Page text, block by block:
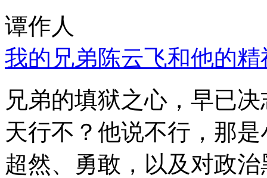
谭作人
我的兄弟陈云飞和他的
兄弟的填狱之心，早已
天行不？他说不行，那
超然、勇敢，以及对政